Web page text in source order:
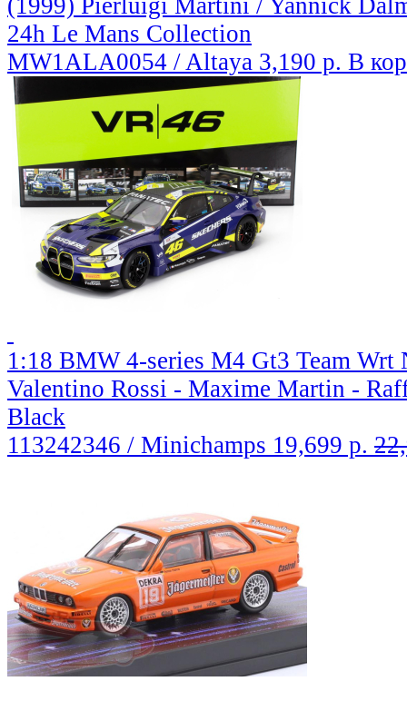
(1999) Pierluigi Martini / Yannick
24h Le Mans Collection
MW1ALA0054 / Altaya 3,190 р. В
1:18 BMW 4-series M4 Gt3 Team Wrt
Valentino Rossi - Maxime Martin -
Black
113242346 / Minichamps 19,699 р.